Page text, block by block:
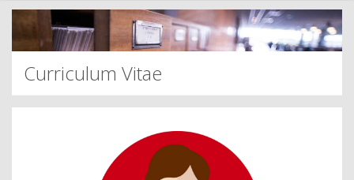
Curriculum Vitae